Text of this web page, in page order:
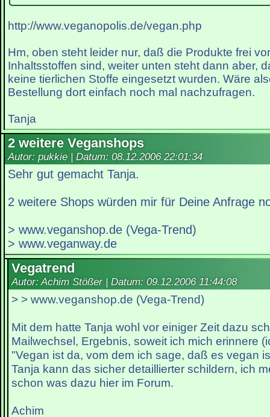
http://www.veganopolis.de/vegan.php
Hm, oben steht leider nur, daß die Produkte frei
Inhaltsstoffen sind, weiter unten steht dann aber,
keine tierlichen Stoffe eingesetzt wurden. Wäre
Bestellung dort einfach noch mal nachzufragen.
Tanja
2 weitere Veganshops
Autor: pukkie | Datum: 08.12.2006 22:01:34
Sehr gut gemacht Tanja.
2 weitere Shops würden mir für Deine Anfrage
> www.veganshop.de (Vega-Trend)
> www.veganway.de
Vegatrend
Autor: Achim Stößer | Datum: 09.12.2006 11:44:08
> > www.veganshop.de (Vega-Trend)
Mit dem hatte Tanja wohl vor einiger Zeit dazu
Mailwechsel, Ergebnis, soweit ich mich erinnere
"Vegan ist da, vom dem ich sage, daß es vegan
Tanja kann das sicher detaillierter schildern, ich
schon was dazu hier im Forum.
Achim